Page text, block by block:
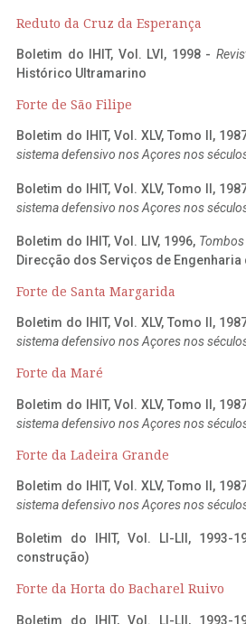
Reduto da Cruz da Esperança
Boletim do IHIT, Vol. LVI, 1998 -
Histórico Ultramarino
Forte de São Filipe
Boletim do IHIT, Vol. XLV, Tomo II,
sistema defensivo nos Açores nos
Boletim do IHIT, Vol. XLV, Tomo II,
sistema defensivo nos Açores nos
Boletim do IHIT, Vol. LIV, 1996,
Direcção dos Serviços de Engenharia
Forte de Santa Margarida
Boletim do IHIT, Vol. XLV, Tomo II,
sistema defensivo nos Açores nos
Forte da Maré
Boletim do IHIT, Vol. XLV, Tomo II,
sistema defensivo nos Açores nos
Forte da Ladeira Grande
Boletim do IHIT, Vol. XLV, Tomo II,
sistema defensivo nos Açores nos
Boletim do IHIT, Vol. LI-LII, 1993-
construção)
Forte da Horta do Bacharel Ruivo
Boletim do IHIT, Vol. LI-LII, 1993-